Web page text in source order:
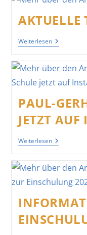
AKTUELLE
WeiterlesenAktuelle
Termine
PAUL-
JETZT
WeiterlesenPaul-
Gerhardt-
Jetzt
Auf
Instagram